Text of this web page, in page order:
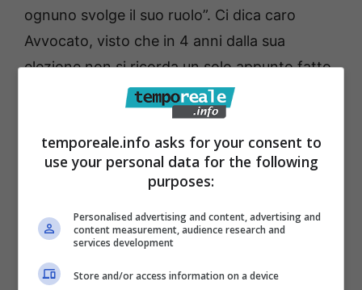
ognuno svolge il suo ruolo”. Ci dica caro
Avvocato, visto che in 4 anni dalla sua
elezione non si ricorda un solo appunto fatto
alla maggioranza e/o un suo intervento
degno di nota sull’operato
dell’Amministrazione, è questo il suo modo di
fare politica?! È così che svolge il suo ruolo
Signore, la figura politicamente più ambigua
dell’intero Consiglio comunale, diretto
avversario di Stefanelli alle scorse elezioni ed
temporeale.info asks for your consent to
use your personal data for the following
purposes:
Personalised advertising and content, advertising and
content measurement, audience research and
services development
Store and/or access information on a device